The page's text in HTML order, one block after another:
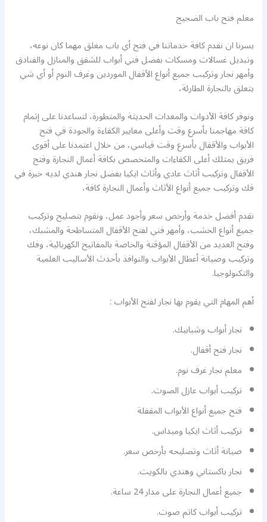
معلم فتح باب الضجيج
يسرنا ان نقدم كافة خدماتنا في فتح أي باب مغلق مهما كان نوعه،
وتبديل غسالات ومسكات بفضل فني أبواب للشقق والمنازل والفنادق
وأمهر نجار وتركيب جميع أنواع الأقفال الموردين وغرف النوم أو أي شي
يتعلق بالنجارة الطارئة،
ونوفر كافة الأدوات والمعدات الحديثة والمتطورة، لتساعدنا على إتمام
كافة مهاجمنا بأسرع وقت وأعلى معايير الكفاءة والجودة في فتح
الأبواب والأقفال بأسرع وقت قياسي، من خلال اعتمدنا على أقوى
فريق يمتلك أعلى الكفاءات والمتخصص بكافة أعمال النجارة وفتح
الأقفال وتركيب أثاث عادي وأثاث ايكيا بفضل نجار هندي لديه خبرة في
فك وتركيب جميع أنواع الأثاث وأعمال النجارة كافة،
نقدم أفضل خدمة وأرخص سعر وأجود عمل، ونقوم بتصليح وتركيب
جميع أنواع الخشب، وأمهر فني لفتح الأقفال المتساطحة والمشبك،
وفتح العديد من الأقفال المؤقتة والخاصة بالمفاتيح الكهربائية، وفك
وتركيب وصيانة أعطال الأبواب والنوافذ بأحدث الأساليب العلمية
والتكنولوجيا.
أهم المهام التي يقوم بها نجار لفتح الأبواب :
نجار أبواب وشبابيك.
نجار فتح أقفال.
معلم نجار غرف نوم.
تركيب أبواب عازل الصوت.
فتح جميع أنواع الأبواب المقفلة
تركيب أثاث ايكيا وميداس.
صيانة أثاث وتصليحه بأرخص سعر.
نجار باكستاني وهندي بالكويت.
جميع أعمال النجارة على مدار 24 ساعة.
تركيب أبواب كاتم صوت.